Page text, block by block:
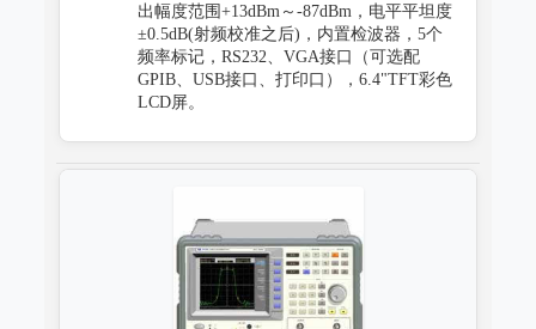
出幅度范围+13dBm～-87dBm，电平平坦度
±0.5dB(射频校准之后)，内置检波器，5个
频率标记，RS232、VGA接口（可选配
GPIB、USB接口、打印口），6.4"TFT彩色
LCD屏。